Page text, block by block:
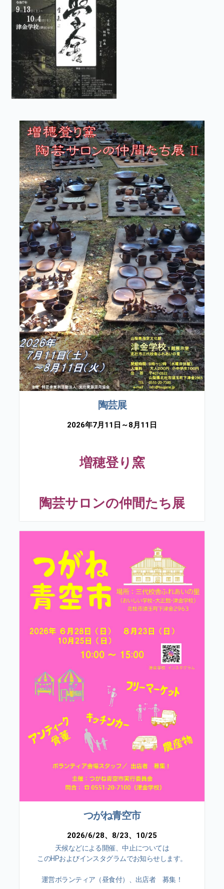
陶芸展
2026年7月11日～8月11日
増穂登り窯
陶芸サロンの仲間たち展
つがね青空市
2026/6/28、8/23、10/25
天候などによる開催、中止については
このHPおよびインスタグラムでお知らせします。
運営ボランティア（昼食付）、出店者 募集！